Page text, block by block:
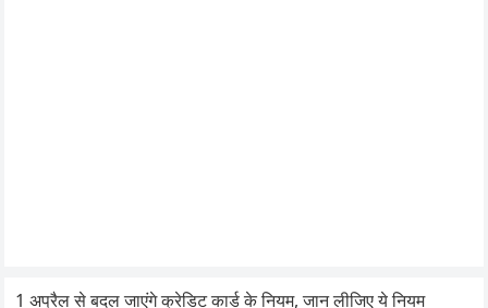
1 अप्रैल से बदल जाएंगे क्रेडिट कार्ड के नियम, जान लीजिए ये नियम